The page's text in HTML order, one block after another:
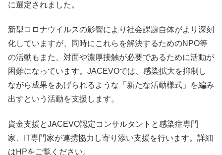
に選定されました。
新型コロナウイルスの影響により社会課題自体がより深刻
化していますが、同時にこれらを解決するためのNPO等
の活動もまた、対面や濃厚接触が必要であるために活動が
困難になっています。JACEVOでは、感染拡大を抑制し
ながら成果をあげられるような「新たな活動様式」を編み
出すという活動を支援します。
資金支援とJACEVO認定コンサルタントと感染症専門
家、IT専門家が連携協力し寄り添い支援を行います。詳細
はHPをご覧ください。